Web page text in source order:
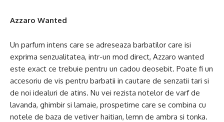
Azzaro Wanted
Un parfum intens care se adreseaza barbatilor care isi
exprima senzualitatea, intr-un mod direct, Azzaro wanted
este exact ce trebuie pentru un cadou deosebit. Poate fi un
accesoriu de vis pentru barbatii in cautare de senzatii tari si
de noi idealuri de atins. Nu vei rezista notelor de varf de
lavanda, ghimbir si lamaie, prospetime care se combina cu
notele de baza de vetiver haitian, lemn de ambra si tonka.